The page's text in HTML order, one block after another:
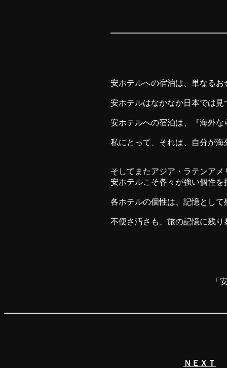
安ホテルへの宿泊は、単なるお
安ホテルはなかなか日本では
安ホテルへの宿泊は、『海外
私にとって、それは、自分が
そしてまたアジア・ラテンアメ
安ホテルこそ各々が強い個性を
各ホテルの個性は、記憶とし
不便さ汚さも、旅の記憶に残り
「
ＮＥＸＴ